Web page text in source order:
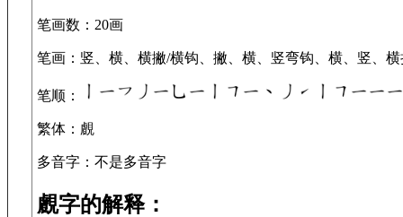
笔画数 ：20画
笔画 ：竖、横、横撇/横钩、撇、横、竖弯钩、横、竖、
笔顺 ：
繁体 ：覻
多音字 ：不是多音字
覻字的解释：